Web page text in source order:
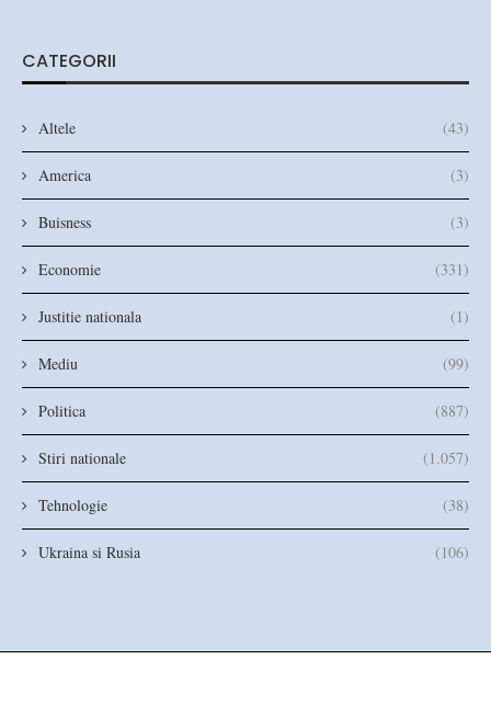
CATEGORII
Altele (43)
America (3)
Buisness (3)
Economie (331)
Justitie nationala (1)
Mediu (99)
Politica (887)
Stiri nationale (1.057)
Tehnologie (38)
Ukraina si Rusia (106)